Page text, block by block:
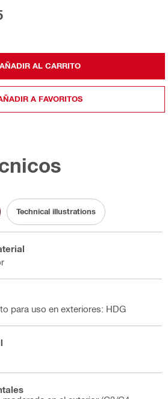
AÑADIR AL CARRITO
A FAVORITOS
Technical illustrations
para uso en exteriores: HDG